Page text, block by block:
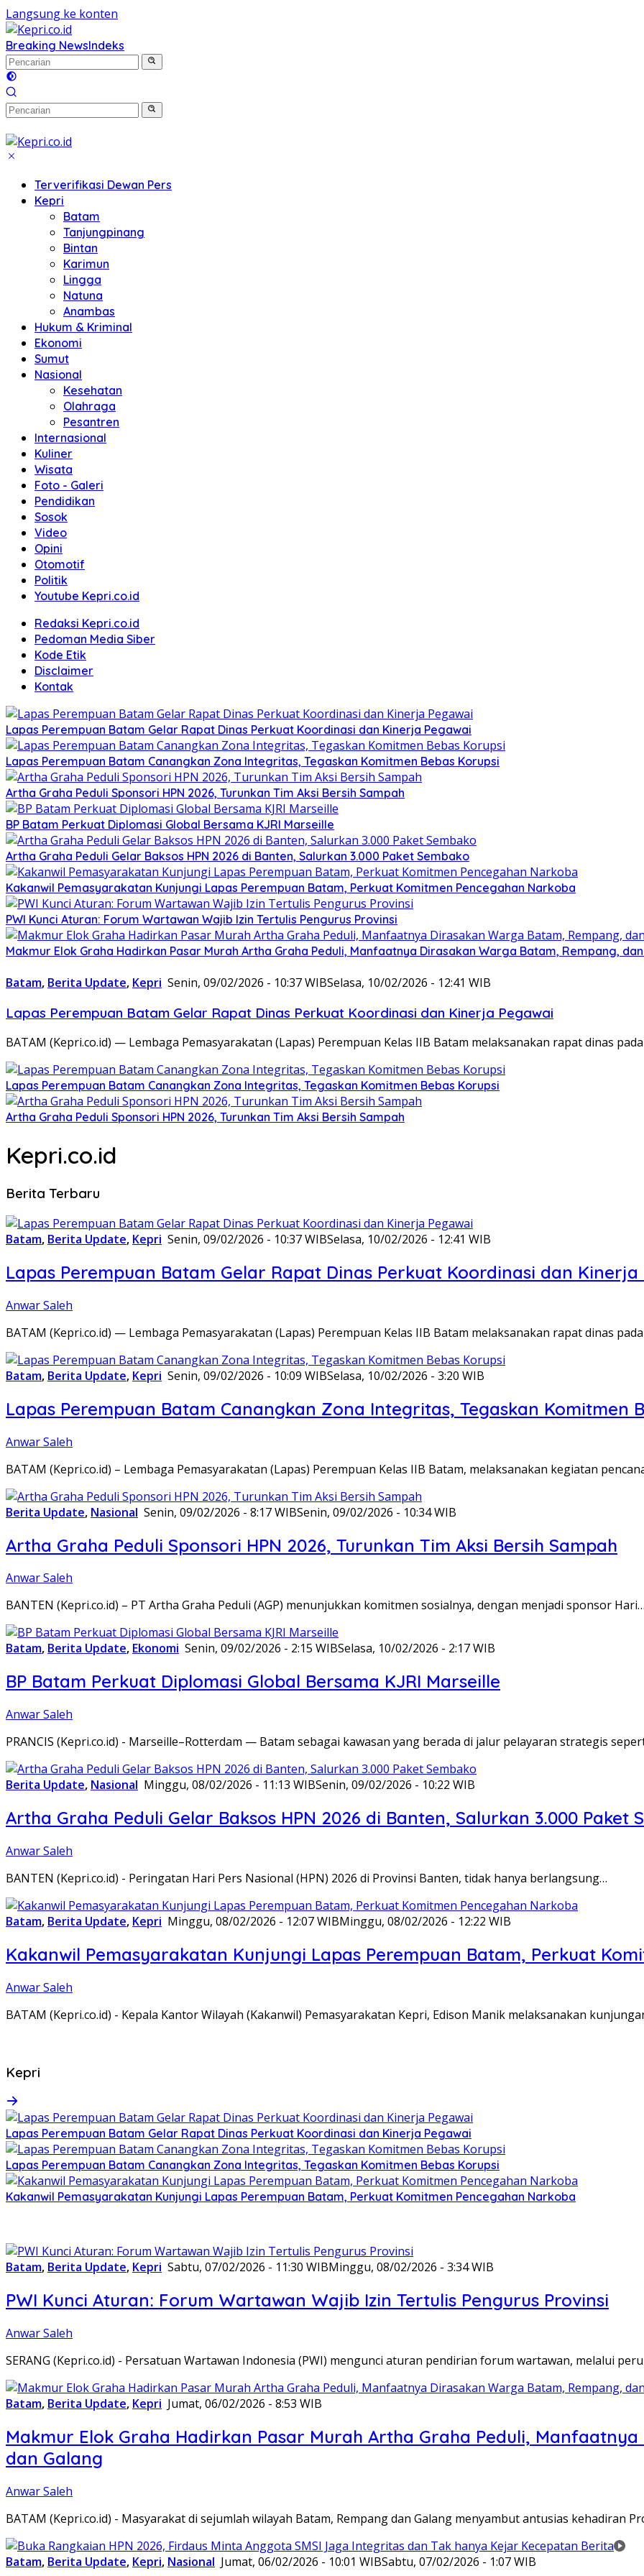
Langsung ke konten
Breaking NewsIndeks
Terverifikasi Dewan Pers
Kepri
Batam
Tanjungpinang
Bintan
Karimun
Lingga
Natuna
Anambas
Hukum & Kriminal
Ekonomi
Sumut
Nasional
Kesehatan
Olahraga
Pesantren
Internasional
Kuliner
Wisata
Foto - Galeri
Pendidikan
Sosok
Video
Opini
Otomotif
Politik
Youtube Kepri.co.id
Redaksi Kepri.co.id
Pedoman Media Siber
Kode Etik
Disclaimer
Kontak
Lapas Perempuan Batam Gelar Rapat Dinas Perkuat Koordinasi dan Kinerja Pegawai
Lapas Perempuan Batam Canangkan Zona Integritas, Tegaskan Komitmen Bebas Korupsi
Artha Graha Peduli Sponsori HPN 2026, Turunkan Tim Aksi Bersih Sampah
BP Batam Perkuat Diplomasi Global Bersama KJRI Marseille
Artha Graha Peduli Gelar Baksos HPN 2026 di Banten, Salurkan 3.000 Paket Sembako
Kakanwil Pemasyarakatan Kunjungi Lapas Perempuan Batam, Perkuat Komitmen Pencegahan Narkoba
PWI Kunci Aturan: Forum Wartawan Wajib Izin Tertulis Pengurus Provinsi
Makmur Elok Graha Hadirkan Pasar Murah Artha Graha Peduli, Manfaatnya Dirasakan Warga Batam, Rempang,
Batam, Berita Update, Kepri Senin, 09/02/2026 - 10:37 WIBSelasa, 10/02/2026 - 12:41 WIB
Lapas Perempuan Batam Gelar Rapat Dinas Perkuat Koordinasi dan Kinerja Pegawai
BATAM (Kepri.co.id) — Lembaga Pemasyarakatan (Lapas) Perempuan Kelas IIB Batam melaksanakan rapat dinas
Lapas Perempuan Batam Canangkan Zona Integritas, Tegaskan Komitmen Bebas Korupsi
Artha Graha Peduli Sponsori HPN 2026, Turunkan Tim Aksi Bersih Sampah
Kepri.co.id
Berita Terbaru
Batam, Berita Update, Kepri Senin, 09/02/2026 - 10:37 WIBSelasa, 10/02/2026 - 12:41 WIB
Lapas Perempuan Batam Gelar Rapat Dinas Perkuat Koordinasi dan Kinerja
Anwar Saleh
BATAM (Kepri.co.id) — Lembaga Pemasyarakatan (Lapas) Perempuan Kelas IIB Batam melaksanakan rapat dinas
Batam, Berita Update, Kepri Senin, 09/02/2026 - 10:09 WIBSelasa, 10/02/2026 - 3:20 WIB
Lapas Perempuan Batam Canangkan Zona Integritas, Tegaskan Komitmen
Anwar Saleh
BATAM (Kepri.co.id) – Lembaga Pemasyarakatan (Lapas) Perempuan Kelas IIB Batam, melaksanakan kegiatan
Berita Update, Nasional Senin, 09/02/2026 - 8:17 WIBSenin, 09/02/2026 - 10:34 WIB
Artha Graha Peduli Sponsori HPN 2026, Turunkan Tim Aksi Bersih Sampah
Anwar Saleh
BANTEN (Kepri.co.id) – PT Artha Graha Peduli (AGP) menunjukkan komitmen sosialnya, dengan menjadi sponsor Hari…
Batam, Berita Update, Ekonomi Senin, 09/02/2026 - 2:15 WIBSelasa, 10/02/2026 - 2:17 WIB
BP Batam Perkuat Diplomasi Global Bersama KJRI Marseille
Anwar Saleh
PRANCIS (Kepri.co.id) - Marseille–Rotterdam — Batam sebagai kawasan yang berada di jalur pelayaran strategis
Berita Update, Nasional Minggu, 08/02/2026 - 11:13 WIBSenin, 09/02/2026 - 10:22 WIB
Artha Graha Peduli Gelar Baksos HPN 2026 di Banten, Salurkan 3.000 Paket
Anwar Saleh
BANTEN (Kepri.co.id) - Peringatan Hari Pers Nasional (HPN) 2026 di Provinsi Banten, tidak hanya berlangsung…
Batam, Berita Update, Kepri Minggu, 08/02/2026 - 12:07 WIBMinggu, 08/02/2026 - 12:22 WIB
Kakanwil Pemasyarakatan Kunjungi Lapas Perempuan Batam, Perkuat
Anwar Saleh
BATAM (Kepri.co.id) - Kepala Kantor Wilayah (Kakanwil) Pemasyarakatan Kepri, Edison Manik melaksanakan
Kepri
Lapas Perempuan Batam Gelar Rapat Dinas Perkuat Koordinasi dan Kinerja Pegawai
Lapas Perempuan Batam Canangkan Zona Integritas, Tegaskan Komitmen Bebas Korupsi
Kakanwil Pemasyarakatan Kunjungi Lapas Perempuan Batam, Perkuat Komitmen Pencegahan Narkoba
Batam, Berita Update, Kepri Sabtu, 07/02/2026 - 11:30 WIBMinggu, 08/02/2026 - 3:34 WIB
PWI Kunci Aturan: Forum Wartawan Wajib Izin Tertulis Pengurus Provinsi
Anwar Saleh
SERANG (Kepri.co.id) - Persatuan Wartawan Indonesia (PWI) mengunci aturan pendirian forum wartawan, melalui
Batam, Berita Update, Kepri Jumat, 06/02/2026 - 8:53 WIB
Makmur Elok Graha Hadirkan Pasar Murah Artha Graha Peduli,
dan Galang
Anwar Saleh
BATAM (Kepri.co.id) - Masyarakat di sejumlah wilayah Batam, Rempang dan Galang menyambut antusias kehadiran
Batam, Berita Update, Kepri, Nasional Jumat, 06/02/2026 - 10:01 WIBSabtu, 07/02/2026 - 1:07 WIB